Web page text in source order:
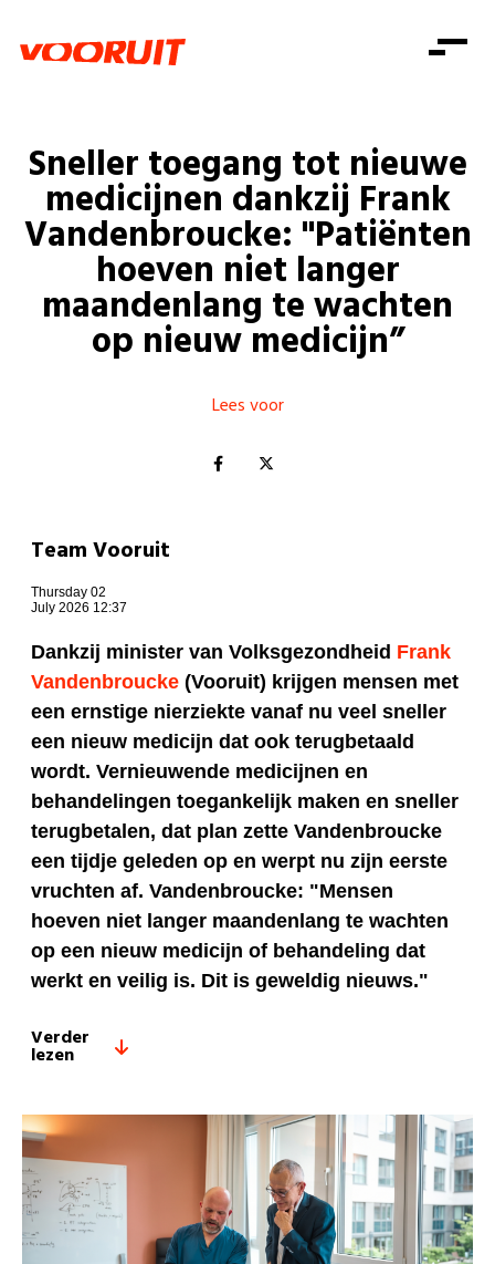
Zorg
Gelijke kansen
Welzijn
Consumentenbescherming
Pensioenen
Kinderen en jongeren
Onze mensen
Standpunten
Vacatures
Doe mee
Doe mee
Word lid
Mis niets
Shop
Zoeken
Login
Login
Sneller toegang tot nieuwe
medicijnen dankzij Frank
Vandenbroucke: "Patiënten
hoeven niet langer
maandenlang te wachten
op nieuw medicijn”
Lees voor
Team Vooruit
Thursday 02
July 2026 12:37
Dankzij minister van Volksgezondheid Frank
Vandenbroucke (Vooruit) krijgen mensen met
een ernstige nierziekte vanaf nu veel sneller
een nieuw medicijn dat ook terugbetaald
wordt. Vernieuwende medicijnen en
behandelingen toegankelijk maken en sneller
terugbetalen, dat plan zette Vandenbroucke
een tijdje geleden op en werpt nu zijn eerste
vruchten af. Vandenbroucke: "Mensen
hoeven niet langer maandenlang te wachten
op een nieuw medicijn of behandeling dat
werkt en veilig is. Dit is geweldig nieuws."
Verder
lezen